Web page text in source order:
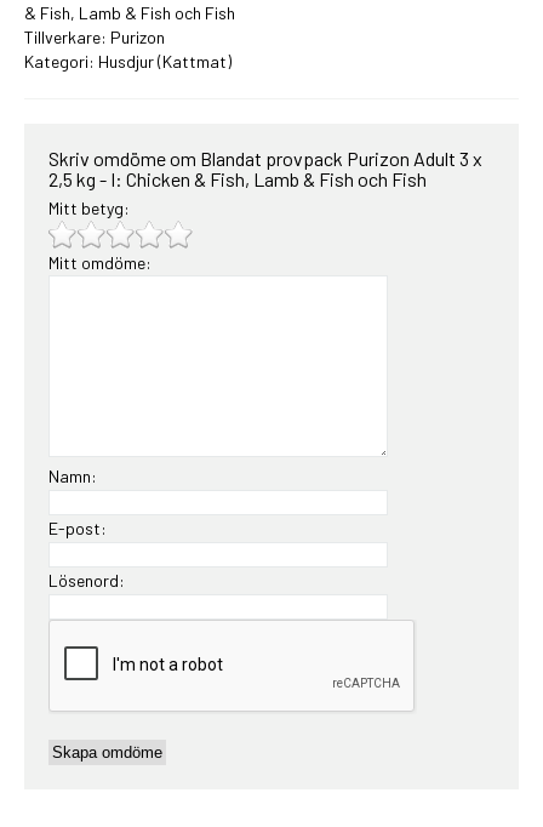
& Fish, Lamb & Fish och Fish
Tillverkare: Purizon
Kategori: Husdjur(Kattmat)
Skriv omdöme om Blandat provpack Purizon Adult 3 x
2,5 kg - I: Chicken & Fish, Lamb & Fish och Fish
Mitt betyg:
Mitt omdöme:
Namn:
E-post:
Lösenord: